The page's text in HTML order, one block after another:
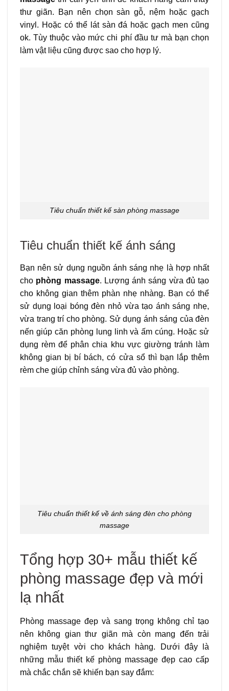
thư giãn. Bạn nên chọn sàn gỗ, nệm hoặc gạch
vinyl. Hoặc có thể lát sàn đá hoặc gạch men cũng
ok. Tùy thuộc vào mức chi phí đầu tư mà bạn chọn
làm vật liệu cũng được sao cho hợp lý.
Tiêu chuẩn thiết kế sàn phòng massage
Tiêu chuẩn thiết kế ánh sáng
Bạn nên sử dụng nguồn ánh sáng nhẹ là hợp nhất
cho phòng massage. Lượng ánh sáng vừa đủ tạo
cho không gian thêm phàn nhẹ nhàng. Bạn có thể
sử dụng loại bóng đèn nhỏ vừa tạo ánh sáng nhẹ,
vừa trang trí cho phòng. Sử dụng ánh sáng của đèn
nến giúp căn phòng lung linh và ấm cúng. Hoặc sử
dụng rèm để phân chia khu vực giường tránh làm
không gian bị bí bách, có cửa sổ thì bạn lắp thêm
rèm che giúp chỉnh sáng vừa đủ vào phòng.
Tiêu chuẩn thiết kế về ánh sáng đèn cho phòng
massage
Tổng hợp 30+ mẫu thiết kế
phòng massage đẹp và mới
lạ nhất
Phòng massage đẹp và sang trọng không chỉ tạo
nên không gian thư giãn mà còn mang đến trải
nghiệm tuyệt vời cho khách hàng. Dưới đây là
những mẫu thiết kế phòng massage đẹp cao cấp
mà chắc chắn sẽ khiến bạn say đắm: